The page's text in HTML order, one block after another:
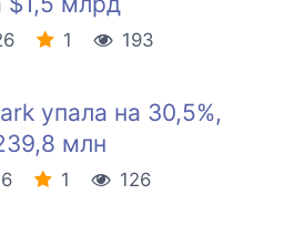
1
193
упала на 30,5%,
млн
1
126